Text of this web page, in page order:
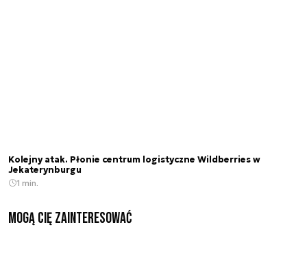
Kolejny atak. Płonie centrum logistyczne Wildberries w
Jekaterynburgu
1 min.
Mogą Cię zainteresować